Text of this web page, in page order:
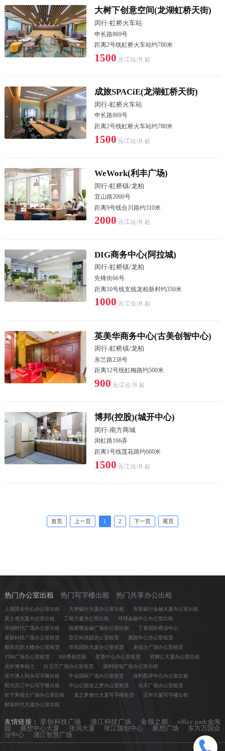
大树下创意空间(龙湖虹桥天街)
闵行-虹桥火车站
申长路869号
距离2号线虹桥火车站约780米
1500 元/工位/月 起
成旅SPACiE(龙湖虹桥天街)
闵行-虹桥火车站
申长路869号
距离2号线虹桥火车站约780米
1500 元/工位/月 起
WeWork(利丰广场)
闵行-虹桥镇/龙柏
宜山路2000号
距离9号线合川路约310米
2000 元/工位/月 起
DIG商务中心(阿拉城)
闵行-虹桥镇/龙柏
先锋街66号
距离10号线支线龙柏新村约350米
1000 元/工位/月 起
英美华商务中心(古美创智中心)
闵行-虹桥镇/龙柏
东兰路238号
距离12号线虹梅路约500米
900 元/工位/月 起
博邦(控股)(城开中心)
闵行-南方商城
闵虹路166弄
距离1号线莲花路约660米
1500 元/工位/月 起
首页 上一页 1 2 下一页 尾页
热门办公室出租 热门写字楼出租 热门共享办公出租
上海国金中心办公室出租 大华银行大厦办公室出租
东亚银行金融大厦办公室出租
富士康大厦办公室出租
工银大厦办公室出租
环球金融中心办公室出租
华润时代广场办公室出租
陆家嘴金融广场办公室出租
丁香国际商业中心
星创科技广场办公室租赁
亚芯科技园办公室租赁
展想中心办公室租赁
都市总部大楼办公室租赁
华旭国际大厦办公室租赁
来福士广场办公室租赁
1788广场办公室租赁
800秀创意园 星荟中心办公室租赁
双狮汇大厦办公室出租
北外滩来福士
白玉兰广场办公室租赁
保利绿地广场办公室出租
东方渔人码头写字楼出租
中金国际广场办公室租赁
保利西岸中心办公室出租
阳光滨江中心写字楼出租
中山公园龙之梦办公室租赁
兆丰广场办公室租赁
长宁来福士广场办公室出租
龙之梦雅仕大厦写字楼租赁
宝华大厦写字楼出租
财富时代大厦办公室出租
友情链接：星创科技广场 浦江科技广场 金领之都
office park金海
园
展想中心大厦 张润大厦 张江国创中心 展想广场
东方万国企
业中心
浦江智慧广场